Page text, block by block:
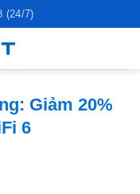
(24/7)
Giảm 20%
6